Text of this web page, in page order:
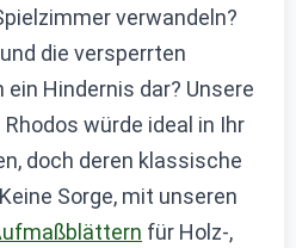
verwandeln?
die versperrten
Hindernis dar? Unsere
würde ideal in Ihr
doch deren klassische
Sorge, mit unseren
für Holz-,